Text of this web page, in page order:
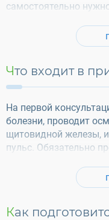
самостоятельно
Что входит в
На первой
болезни, проводит
щитовидной железы,
пульс. Обязательно
Как